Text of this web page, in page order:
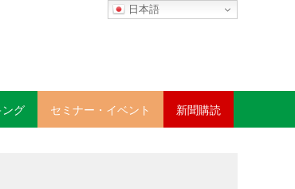
日本語
グ セミナー・イベント 新聞購読